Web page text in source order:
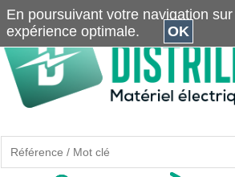
En poursuivant votre navigation
expérience optimale.
OK